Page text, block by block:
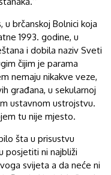
u brčanskoj Bolnici koja
1993. godine, u
i dobila naziv Sveti
čijim je parama
nemaju nikakve veze,
građana, u sekularnoj
ustavnom ustrojstvu.
tu nije mjesto.
šta u prisustvu
posjetiti ni najbliži
svijeta a da neće ni